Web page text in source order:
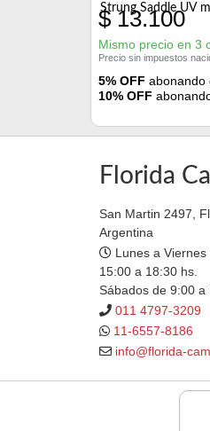
Strung Saddle UV
$13.100
Mismo precio en 3
Precio sin impuestos
5% OFF abonando
10% OFF
Florida
San Martin 2497,
Argentina
Lunes a
15:00 a 18:30 hs.
Sábados de 9:00 a
011 4797-3209
11-6557-8186
info@florida-